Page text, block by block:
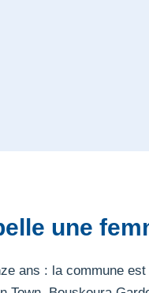
une
ans : la commune